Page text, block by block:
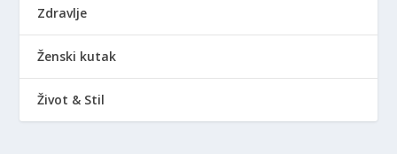
Zdravlje
Ženski kutak
Život & Stil